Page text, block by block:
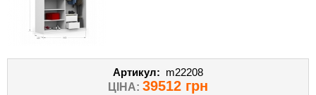
Артикул: m22208
ЦІНА: 39512 грн